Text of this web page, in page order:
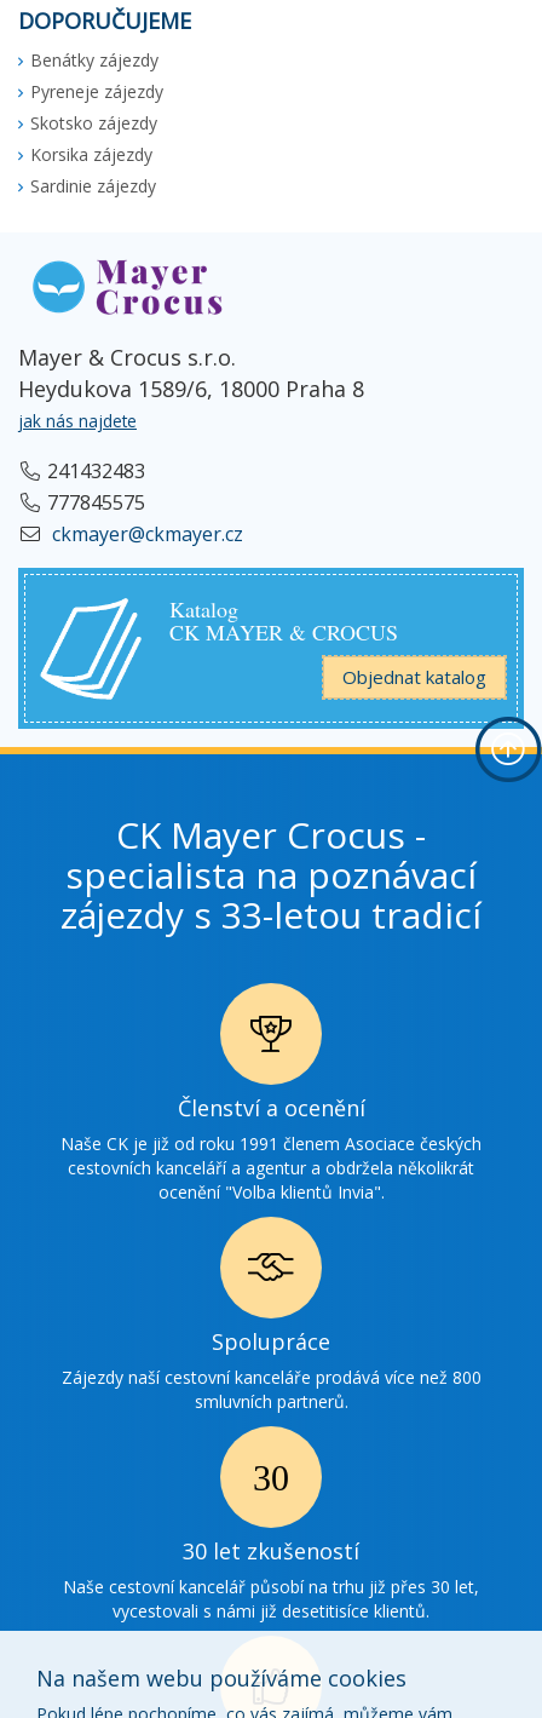
DOPORUČUJEME
Benátky zájezdy
Pyreneje zájezdy
Skotsko zájezdy
Korsika zájezdy
Sardinie zájezdy
Mayer & Crocus s.r.o.
Heydukova 1589/6, 18000 Praha 8
jak nás najdete
241432483
777845575
ckmayer@ckmayer.cz
Katalog
CK MAYER & CROCUS
Objednat katalog
CK Mayer Crocus -
specialista na poznávací
zájezdy s 33-letou tradicí
Ikonka
ocenění
Členství a ocenění
Naše CK je již od roku 1991 členem Asociace českých
cestovních kanceláří a agentur a obdržela několikrát
ocenění "Volba klientů Invia".
Ikonka
spolupráce
Spolupráce
Zájezdy naší cestovní kanceláře prodává více než 800
smluvních partnerů.
30 Ikonka
zkušenosti
30 let zkušeností
Naše cestovní kancelář působí na trhu již přes 30 let,
vycestovali s námi již desetitisíce klientů.
Na našem webu používáme cookies